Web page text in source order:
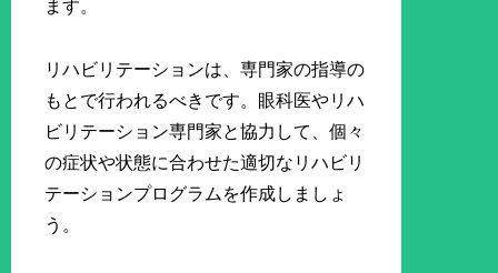
ます。
リハビリテーションは、専門家の指導の
もとで行われるべきです。眼科医やリハ
ビリテーション専門家と協力して、個々
の症状や状態に合わせた適切なリハビリ
テーションプログラムを作成しましょ
う。